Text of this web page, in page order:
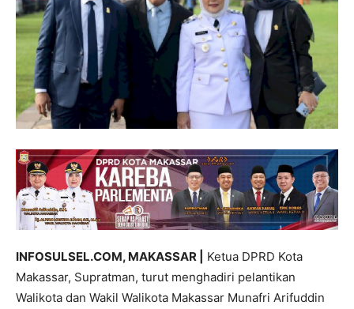
INFOSULSEL.COM, MAKASSAR |
Ketua DPRD Kota
Makassar, Supratman, turut menghadiri pelantikan
Walikota dan Wakil Walikota Makassar Munafri Arifuddin